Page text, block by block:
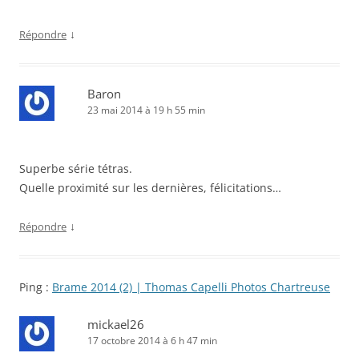
Répondre ↓
Baron
23 mai 2014 à 19 h 55 min
Superbe série tétras.
Quelle proximité sur les dernières, félicitations…
Répondre ↓
Ping : Brame 2014 (2) | Thomas Capelli Photos Chartreuse
mickael26
17 octobre 2014 à 6 h 47 min